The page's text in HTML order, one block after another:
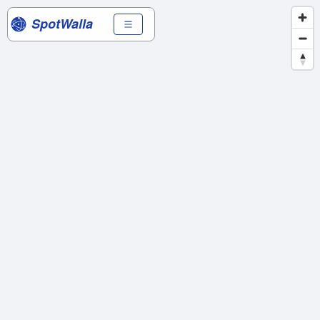
SpotWalla